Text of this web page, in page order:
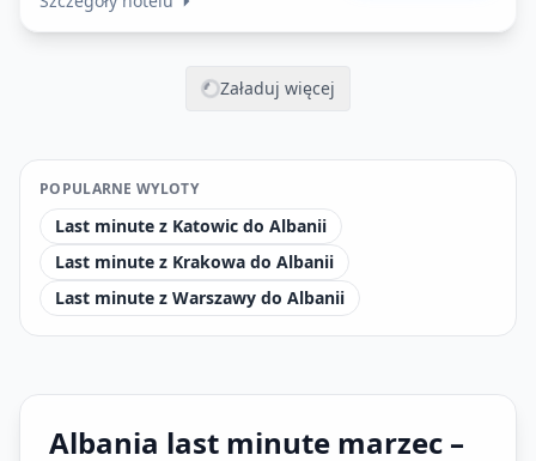
Załaduj więcej
POPULARNE WYLOTY
Last minute z Katowic do Albanii
Last minute z Krakowa do Albanii
Last minute z Warszawy do Albanii
Albania last minute marzec –